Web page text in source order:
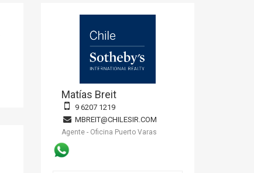
Matías Breit
9 6207 1219
MBREIT@CHILESIR.COM
Agente - Oficina Puerto Varas